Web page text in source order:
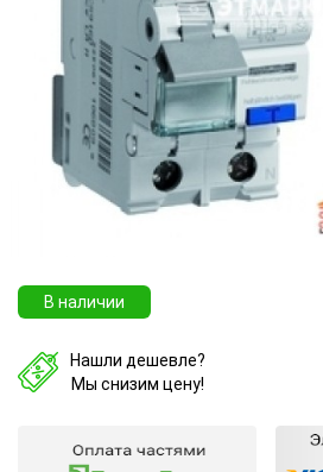
В наличии
Нашли дешевле?
Мы снизим цену!